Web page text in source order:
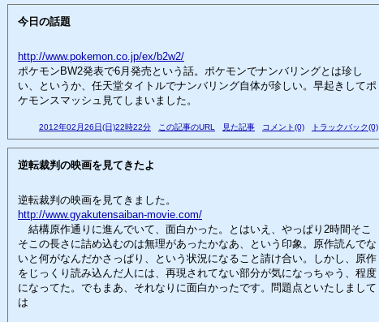
今日の話題
http://www.pokemon.co.jp/ex/b2w2/
ポケモンBW2発表で6月発売という話。ポケモンでナンバリングとは珍し
い、というか、任天堂タイトルでナンバリング自体が珍しい。早起きしてポ
ケモンスマッシュ見てしまいました。
2012年02月26日(日)22時22分 この記事のURL 見た記事 コメント(0) トラックバック(0)
逆転裁判の映画を見てきたよ
逆転裁判の映画を見てきました。
http://www.gyakutensaiban-movie.com/
結構原作通りに進んでいて、面白かった。とはいえ、やっぱり2時間そこ
そこの長さに詰め込むのは無理があったかなあ、という印象。原作読んでな
いと何がなんだかさっぱり、という状況になること請け合い。しかし、原作
をじっくり読み込んだ人には、再現されてない部分が気になっちゃう、程度
になってた。でもまあ、それなりに面白かったです。問題点といたしまして
は